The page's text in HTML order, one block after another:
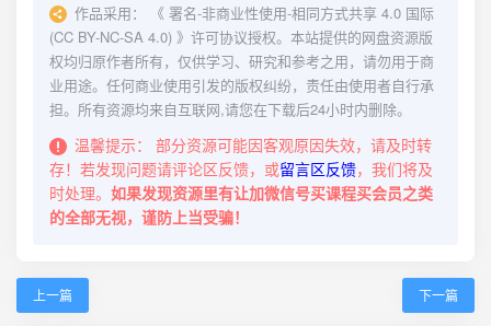
作品采用：
《 署名-非商业性使用-相同方式共享 4.0 国际
(CC BY-NC-SA 4.0) 》许可协议授权。本站提供的网盘资源版
权均归原作者所有，仅供学习、研究和参考之用，请勿用于商
业用途。任何商业使用引发的版权纠纷，责任由使用者自行承
担。所有资源均来自互联网,请您在下载后24小时内删除。
温馨提示：
部分资源可能因客观原因失效，请及时转
存！若发现问题请评论区反馈，或留言区反馈，我们将及
时处理。 如果发现资源里有让加微信号买课程买会员之类
的全部无视，谨防上当受骗！
上一篇 下一篇